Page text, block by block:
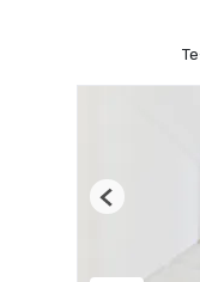
Previous